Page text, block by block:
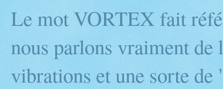
Le mot VORTEX fait
nous parlons vraiment
vibrations et une sorte